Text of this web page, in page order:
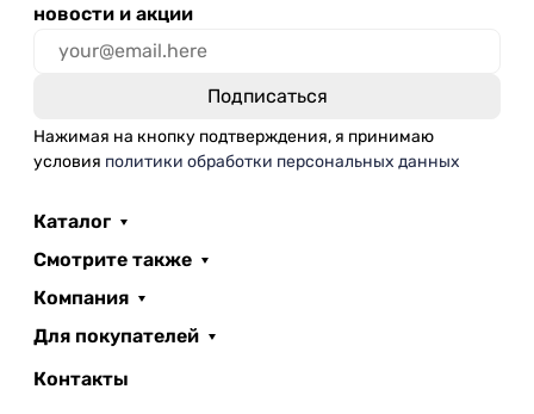
новости и акции
Нажимая на кнопку подтверждения, я принимаю
условия политики обработки персональных данных
Каталог
Смотрите также
Компания
Для покупателей
Контакты